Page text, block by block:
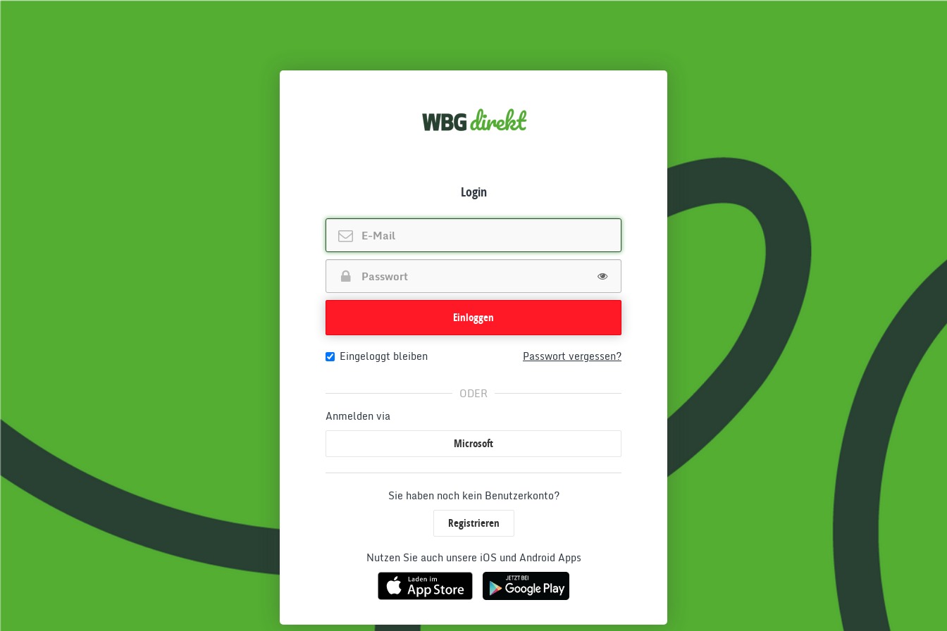
Login
Einloggen
Eingeloggt bleiben Passwort vergessen?
ODER
Anmelden via
Microsoft
Sie haben noch kein Benutzerkonto?
Registrieren
Nutzen Sie auch unsere iOS und Android Apps